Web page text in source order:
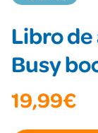
Libro
Busy
19,99€